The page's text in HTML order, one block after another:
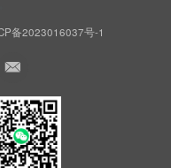
备2023016037号-1